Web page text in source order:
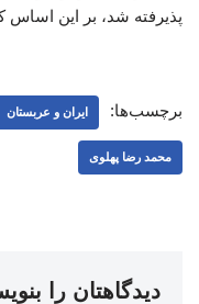
پذیرفته شد، بر این اساس
برچسب‌ها: ایران و عربستان
محمد رضا پهلوی
دیدگاهتان را